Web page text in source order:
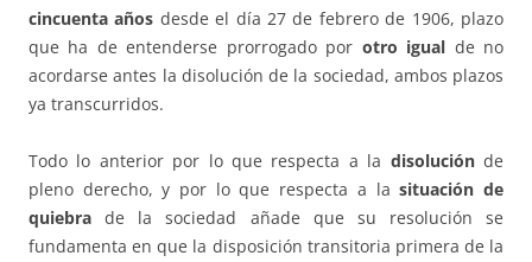
cincuenta años desde el día 27 de febrero de 1906, plazo
que ha de entenderse prorrogado por otro igual de no
acordarse antes la disolución de la sociedad, ambos plazos
ya transcurridos.
Todo lo anterior por lo que respecta a la disoluciónde
pleno derecho, y por lo que respecta a lasituación de
quiebra de la sociedad añade que su resolución se
fundamenta en que la disposición transitoria primera de la